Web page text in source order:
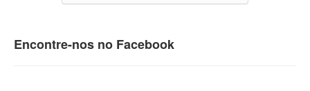
Encontre-nos no Facebook